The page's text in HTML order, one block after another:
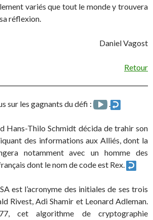
variés que tout le monde y trouvera
réflexion.
Daniel Vagost
Retour
sur les gagnants du défi : .
Hans-Thilo Schmidt décida de trahir son
des informations aux Alliés, dont la
notamment avec un homme des
dont le nom de code est Rex.
est l’acronyme des initiales de ses trois
Rivest, Adi Shamir et Leonard Adleman.
cet algorithme de cryptographie